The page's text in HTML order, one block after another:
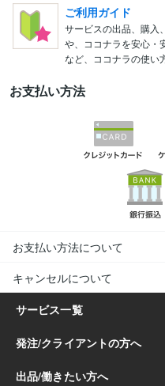
ご利用ガイド
サービスの出品、購入
や、ココナラを安心・
など、ココナラの使い
お支払い方法
お支払い方法について
キャンセルについて